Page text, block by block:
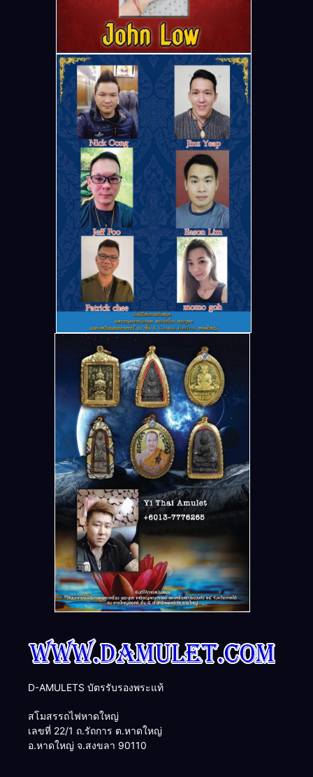
D-AMULETS บัตรรับรองพระแท้
สโมสรรถไฟหาดใหญ่
เลขที่ 22/1 ถ.รัถการ ต.หาดใหญ่
อ.หาดใหญ่ จ.สงขลา 90110